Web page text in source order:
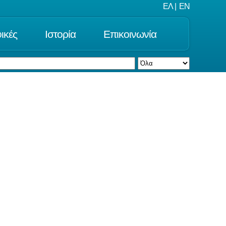
ΕΛ EN
Ιστορία Επικοινωνία